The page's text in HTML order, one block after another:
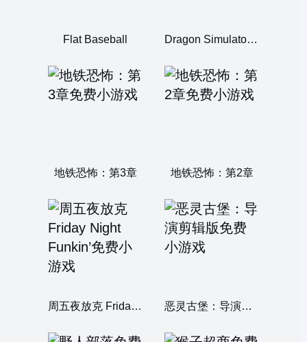
Flat Baseball Dragon Simulator 3D
地铁恐怖：第3章 地铁恐怖：第2章
周五夜放克 Friday Night Funkin’ 恶灵古堡：导演剪辑版